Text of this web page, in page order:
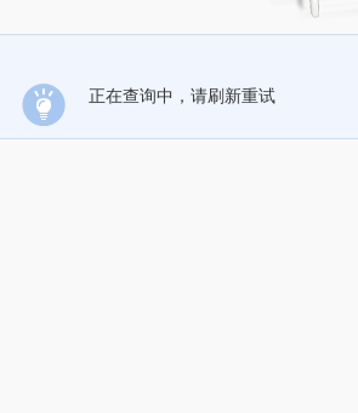
正在查询中，请刷新重试